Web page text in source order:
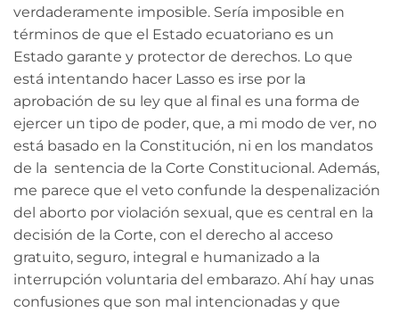
verdaderamente imposible. Sería imposible en
términos de que el Estado ecuatoriano es un
Estado garante y protector de derechos. Lo que
está intentando hacer Lasso es irse por la
aprobación de su ley que al final es una forma de
ejercer un tipo de poder, que, a mi modo de ver, no
está basado en la Constitución, ni en los mandatos
de la sentencia de la Corte Constitucional. Además,
me parece que el veto confunde la despenalización
del aborto por violación sexual, que es central en la
decisión de la Corte, con el derecho al acceso
gratuito, seguro, integral e humanizado a la
interrupción voluntaria del embarazo. Ahí hay unas
confusiones que son mal intencionadas y que